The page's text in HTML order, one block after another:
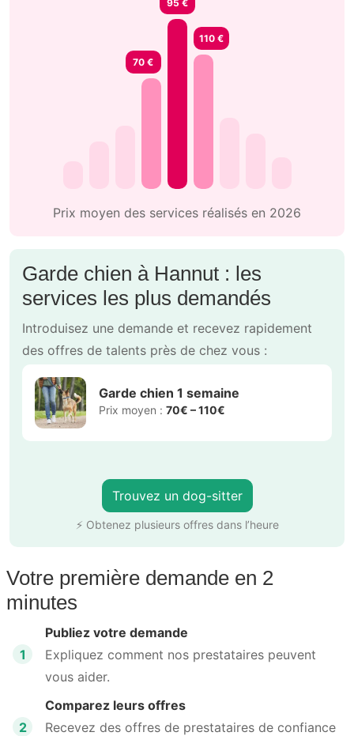
70 €
95 €
110 €
Prix moyen des services réalisés en 2026
Garde chien à Hannut : les
services les plus demandés
Introduisez une demande et recevez rapidement
des offres de talents près de chez vous :
Garde chien 1 semaine
Prix moyen : 70€ – 110€
Trouvez un dog-sitter
⚡ Obtenez plusieurs offres dans l’heure
Votre première demande en 2
minutes
1
Publiez votre demande
Expliquez comment nos prestataires peuvent
vous aider.
2
Comparez leurs offres
Recevez des offres de prestataires de confiance